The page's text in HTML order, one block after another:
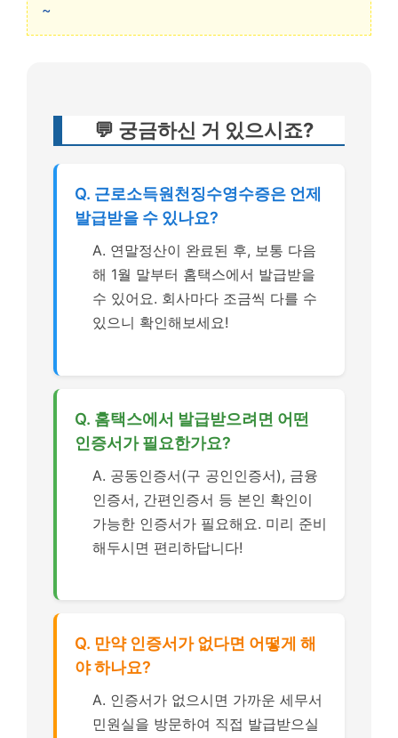
~
💬 궁금하신 거 있으시죠?
Q. 근로소득원천징수영수증은 언제
발급받을 수 있나요?
A. 연말정산이 완료된 후, 보통 다음
해 1월 말부터 홈택스에서 발급받을
수 있어요. 회사마다 조금씩 다를 수
있으니 확인해보세요!
Q. 홈택스에서 발급받으려면 어떤
인증서가 필요한가요?
A. 공동인증서(구 공인인증서), 금융
인증서, 간편인증서 등 본인 확인이
가능한 인증서가 필요해요. 미리 준비
해두시면 편리하답니다!
Q. 만약 인증서가 없다면 어떻게 해
야 하나요?
A. 인증서가 없으시면 가까운 세무서
민원실을 방문하여 직접 발급받으실